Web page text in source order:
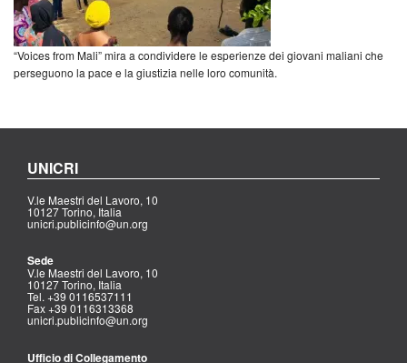
“Voices from Mali” mira a condividere le esperienze dei giovani maliani che
perseguono la pace e la giustizia nelle loro comunità.
UNICRI
V.le Maestri del Lavoro, 10
10127 Torino, Italia
unicri.publicinfo@un.org
Sede
V.le Maestri del Lavoro, 10
10127 Torino, Italia
Tel. +39 0116537111
Fax +39 0116313368
unicri.publicinfo@un.org
Ufficio di Collegamento